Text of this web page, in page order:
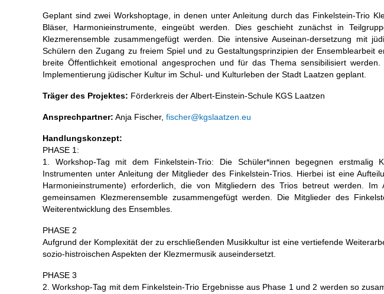
Geplant sind zwei Workshoptage, in denen unter Anleitung durch das Finkelstein-Trio
Bläser, Harmonieinstrumente, eingeübt werden. Dies geschieht zunächst in
Klezmerensemble zusammengefügt werden. Die intensive Auseinan-dersetzung mit
Schülern den Zugang zu freiem Spiel und zu Gestaltungsprinzipien der Ensemblearbeit
breite Öffentlichkeit emotional angesprochen und für das Thema sensibilisiert
Implementierung jüdischer Kultur im Schul- und Kulturleben der Stadt Laatzen geplant.
Träger des Projektes: Förderkreis der Albert-Einstein-Schule KGS Laatzen
Ansprechpartner: Anja Fischer, fischer@kgslaatzen.eu
Handlungskonzept:
PHASE 1:
1. Workshop-Tag mit dem Finkelstein-Trio: Die Schüler*innen begegnen erstmalig
Instrumenten unter Anleitung der Mitglieder des Finkelstein-Trios. Hierbei ist eine
Harmonieinstrumente) erforderlich, die von Mitgliedern des Trios betreut werden.
gemeinsamen Klezmerensemble zusammengefügt werden. Die Mitglieder des
Weiterentwicklung des Ensembles.
PHASE 2
Aufgrund der Komplexität der zu erschließenden Musikkultur ist eine vertiefende
sozio-histroischen Aspekten der Klezmermusik auseindersetzt.
PHASE 3
2. Workshop-Tag mit dem Finkelstein-Trio Ergebnisse aus Phase 1 und 2 werden so